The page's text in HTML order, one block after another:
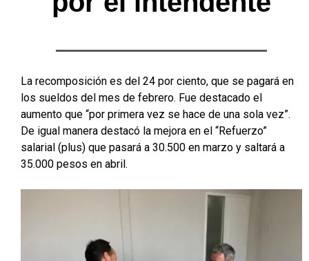
La recomposición es del 24 por ciento, que se pagará en
los sueldos del mes de febrero. Fue destacado el
aumento que “por primera vez se hace de una sola vez”.
De igual manera destacó la mejora en el “Refuerzo”
salarial (plus) que pasará a 30.500 en marzo y saltará a
35.000 pesos en abril.